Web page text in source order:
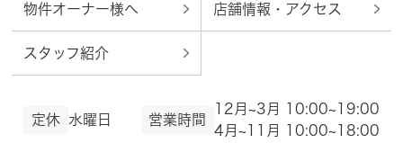
物件オーナー様へ 店舗情報・アクセス
スタッフ紹介
定休 水曜日 営業時間
12月~3月 10:00~19:00
4月~11月 10:00~18:00